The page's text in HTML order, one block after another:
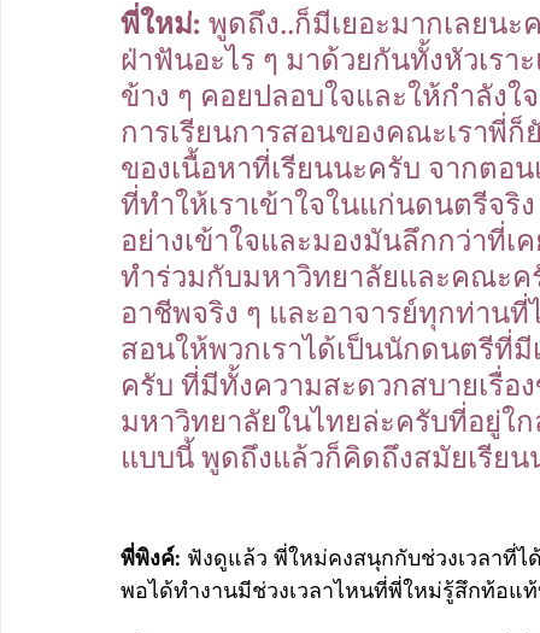
พี่ใหม่: พูดถึง..ก็มีเยอะมากเลยน
ฝ่าฟันอะไร ๆ มาด้วยกันทั้งหัวเร
ข้าง ๆ คอยปลอบใจและให้กำลังใ
การเรียนการสอนของคณะเราพี่
ของเนื้อหาที่เรียนนะครับ จากตอ
ที่ทำให้เราเข้าใจในแก่นดนตรีจริ
อย่างเข้าใจและมองมันลึกกว่าที่
ทำร่วมกับมหาวิทยาลัยและคณะค
อาชีพจริง ๆ และอาจารย์ทุกท่าน
สอนให้พวกเราได้เป็นนักดนตรีที่
ครับ ที่มีทั้งความสะดวกสบายเรื่
มหาวิทยาลัยในไทยล่ะครับที่อยู่ใ
แบบนี้ พูดถึงแล้วก็คิดถึงสมัยเรียน
พี่พิงค์: ฟังดูแล้ว พี่ใหม่คงสนุกกับช่วงเวลาที่
พอได้ทำงานมีช่วงเวลาไหนที่พี่ใหม่รู้สึกท้อแ